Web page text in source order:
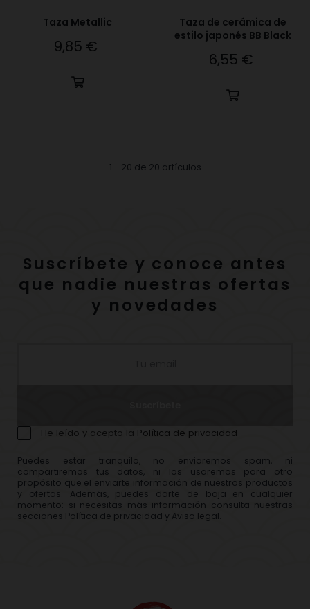
Taza Metallic
Precio
9,85 €
Taza de cerámica de
estilo japonés BB Black
Precio
6,55 €
1 - 20 de 20 artículos
Suscríbete y conoce antes
que nadie nuestras ofertas
y novedades
Puedes estar tranquilo, no enviaremos spam, ni
compartiremos tus datos, ni los usaremos para otro
propósito que el enviarte información de nuestros productos
y ofertas. Además, puedes darte de baja en cualquier
momento: si necesitas más información consulta nuestras
secciones Política de privacidad y Aviso legal.
He leído y acepto la Política de privacidad